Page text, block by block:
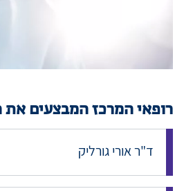
רופאי המרכז המבצעים את
ד"ר אורי גורליק